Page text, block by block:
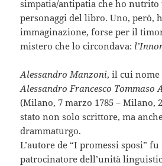
simpatia/antipatia che ho nutrito
personaggi del libro. Uno, però,
immaginazione, forse per il
mistero che lo circondava:
Alessandro Manzoni, il cui nome
Alessandro Francesco Tommaso
(Milano, 7 marzo 1785 – Milano,
stato non solo scrittore, ma
drammaturgo.
L’autore de “I promessi sposi”
patrocinatore dell’unità